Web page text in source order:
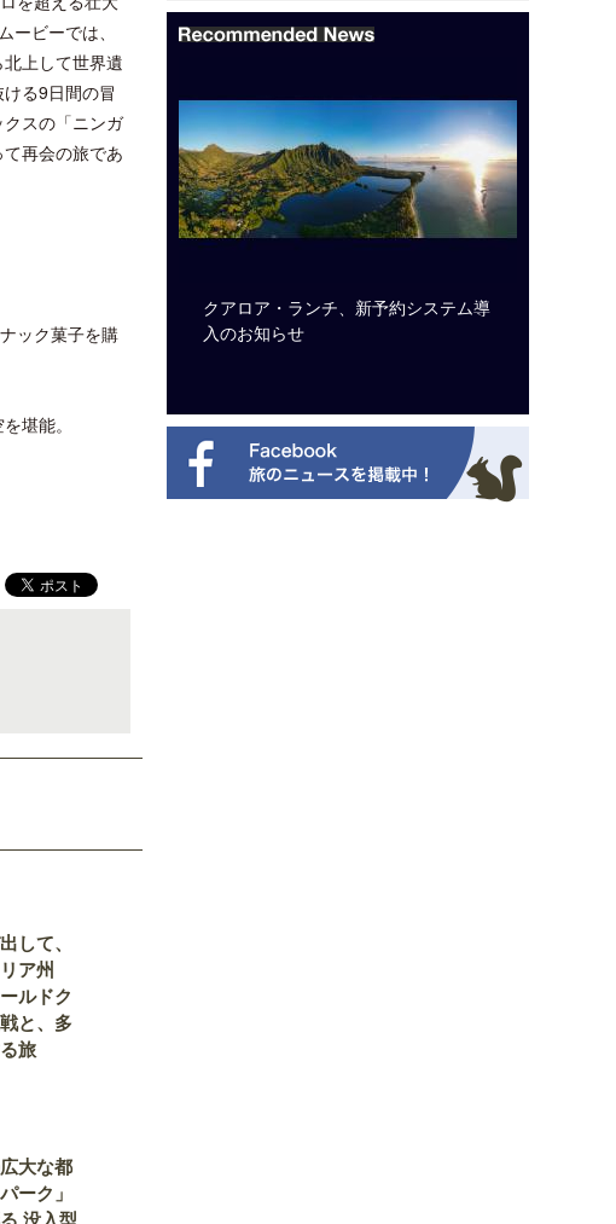
ビーでは、
上して世界遺
る9日間の冒
スの「ニンガ
再会の旅であ
ック菓子を購
堪能。
して、
ア州
ルドク
と、多
旅
大な都
ーク」
のメニューを刷
クアロア・ランチ、新予約システム導
入のお知らせ